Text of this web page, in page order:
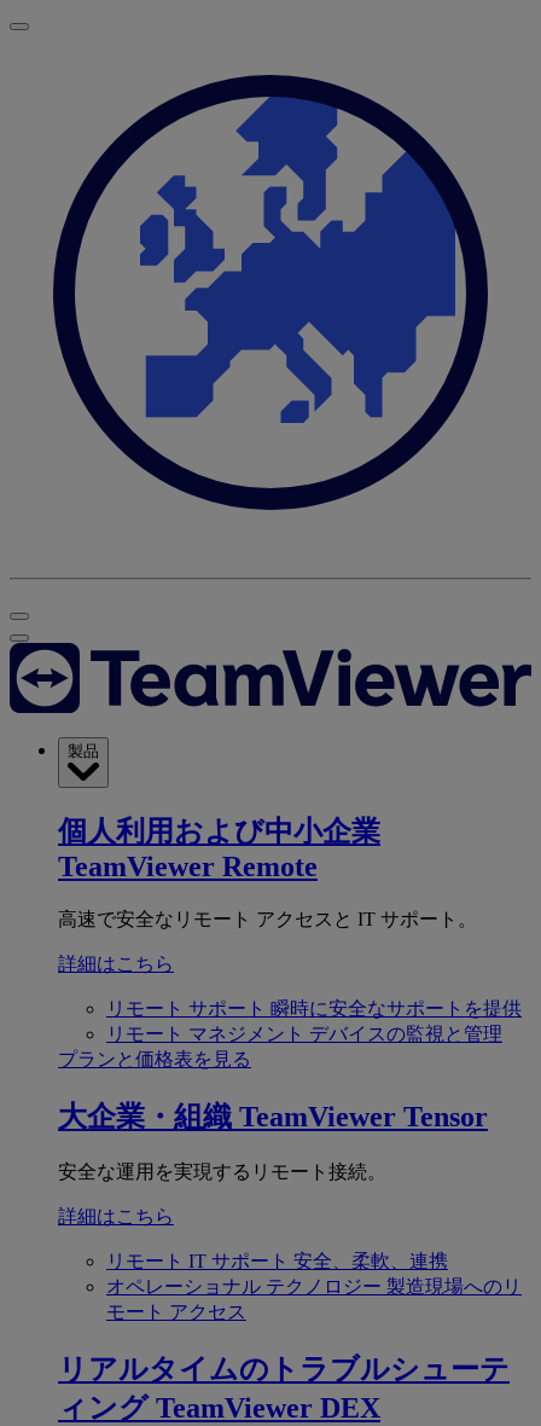
製品
個人利用および中小企業
TeamViewer Remote
高速で安全なリモート アクセスと IT サポート。
詳細はこちら
リモート サポート 瞬時に安全なサポートを提供
リモート マネジメント デバイスの監視と管理
プランと価格表を見る
大企業・組織 TeamViewer Tensor
安全な運用を実現するリモート接続。
詳細はこちら
リモート IT サポート 安全、柔軟、連携
オペレーショナル テクノロジー 製造現場へのリ
モート アクセス
リアルタイムのトラブルシューテ
ィング TeamViewer DEX